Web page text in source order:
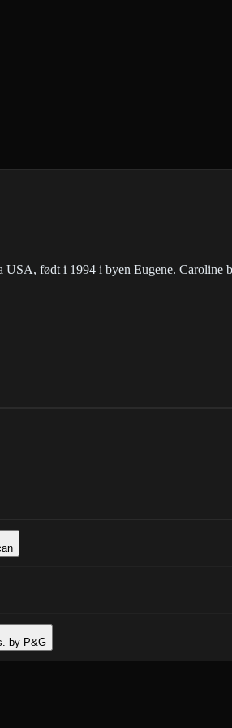
født i 1994 i byen Eugene. Caroline
by P&G